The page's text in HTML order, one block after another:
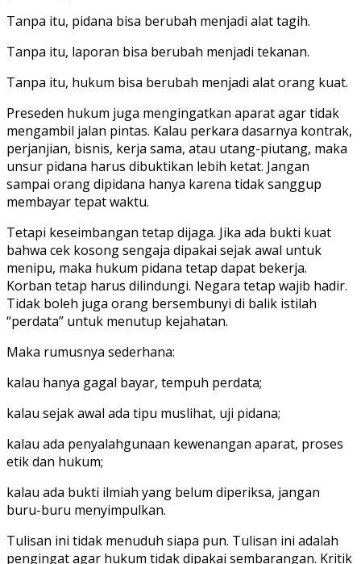
Tanpa itu, pidana bisa berubah menjadi alat tagih.
Tanpa itu, laporan bisa berubah menjadi tekanan.
Tanpa itu, hukum bisa berubah menjadi alat orang kuat.
Preseden hukum juga mengingatkan aparat agar tidak
mengambil jalan pintas. Kalau perkara dasarnya kontrak,
perjanjian, bisnis, kerja sama, atau utang-piutang, maka
unsur pidana harus dibuktikan lebih ketat. Jangan
sampai orang dipidana hanya karena tidak sanggup
membayar tepat waktu.
Tetapi keseimbangan tetap dijaga. Jika ada bukti kuat
bahwa cek kosong sengaja dipakai sejak awal untuk
menipu, maka hukum pidana tetap dapat bekerja.
Korban tetap harus dilindungi. Negara tetap wajib hadir.
Tidak boleh juga orang bersembunyi di balik istilah
“perdata” untuk menutup kejahatan.
Maka rumusnya sederhana:
kalau hanya gagal bayar, tempuh perdata;
kalau sejak awal ada tipu muslihat, uji pidana;
kalau ada penyalahgunaan kewenangan aparat, proses
etik dan hukum;
kalau ada bukti ilmiah yang belum diperiksa, jangan
buru-buru menyimpulkan.
Tulisan ini tidak menuduh siapa pun. Tulisan ini adalah
pengingat agar hukum tidak dipakai sembarangan. Kritik